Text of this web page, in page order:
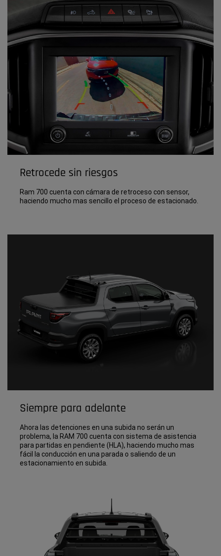
Retrocede sin riesgos
Ram 700 cuenta con cámara de retroceso con sensor,
haciendo mucho mas sencillo el proceso de estacionado.
Siempre para adelante
Ahora las detenciones en una subida no serán un
problema, la RAM 700 cuenta con sistema de asistencia
para partidas en pendiente (HLA), haciendo mucho mas
fácil la conducción en una parada o saliendo de un
estacionamiento en subida.